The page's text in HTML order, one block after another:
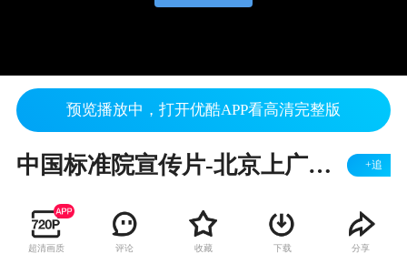
预览播放中，打开优酷APP看高清完整版
中国标准院宣传片-北京上广传媒拍摄制作 +追
超清画质 评论 收藏 下载 分享